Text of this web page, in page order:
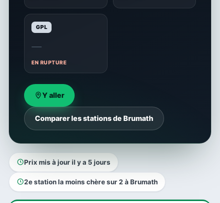
GPL
—
EN RUPTURE
Y aller
Comparer les stations de Brumath
Prix mis à jour il y a 5 jours
2e station la moins chère sur 2 à Brumath